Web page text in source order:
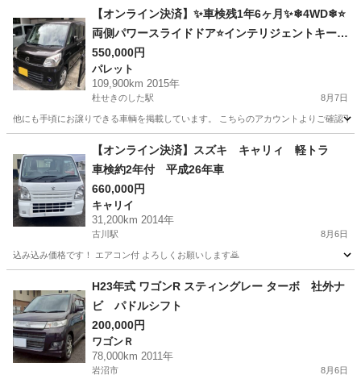
荒井駅 ワゴンＲ ワゴンR
【オンライン決済】✨️車検残1年6ヶ月✨️❄4WD❄⭐️
両側パワースライドドア⭐️インテリジェントキー⭐️
ナビ⭐️ETC⭐️バックモニター⭐️安心の整備工場出品
車輌⭐️エンジンスターター⭐️引渡し価格⭐️ドライブ
レコーダー⭐️フレアワゴン⭐️マツダ⭐️スズキスペー
550,000円
パレット
109,900km 2015年
杜せきのした駅 8月7日
他にも手頃にお譲りできる車輌を掲載しています。 こちらのアカウントよりご確認
杜せきのした駅 パレット フレア
【オンライン決済】スズキ キャリィ 軽トラ
車検約2年付 平成26年車
660,000円
キャリイ
31,200km 2014年
古川駅 8月6日
込み込み価格です！ エアコン付 よろしくお願いします🙇
古川駅 キャリイ
H23年式 ワゴンR スティングレー ターボ 社外ナ
ビ パドルシフト
200,000円
ワゴンＲ
78,000km 2011年
岩沼市 8月6日